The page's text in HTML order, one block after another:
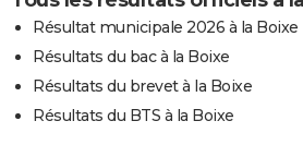
Résultat municipale 2026 à la Boixe
Résultats du bac à la Boixe
Résultats du brevet à la Boixe
Résultats du BTS à la Boixe